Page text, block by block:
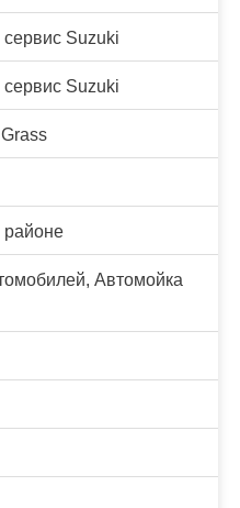
Suzuki
Suzuki
районе
Автомойка